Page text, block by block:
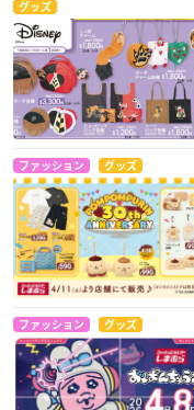
グッズ
ファッション グッズ
ファッション グッズ